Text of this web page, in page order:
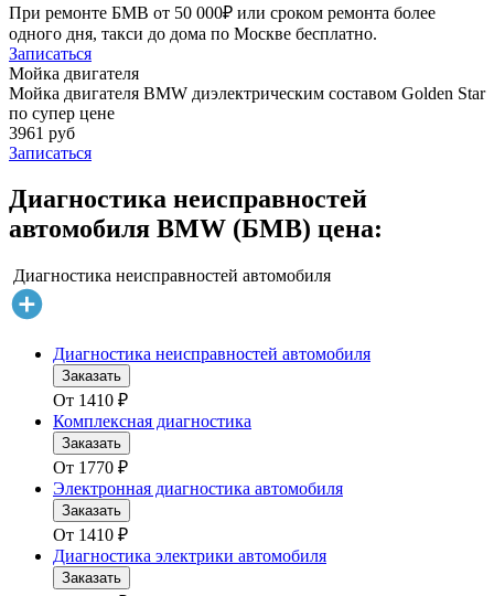
При ремонте БМВ от 50 000₽ или сроком ремонта более
одного дня, такси до дома по Москве бесплатно.
Записаться
Мойка двигателя
Мойка двигателя BMW диэлектрическим составом Golden Star
по супер цене
3961 руб
Записаться
Диагностика неисправностей
автомобиля BMW (БМВ) цена:
Диагностика неисправностей автомобиля
Диагностика неисправностей автомобиля
Заказать
От 1410 ₽
Комплексная диагностика
Заказать
От 1770 ₽
Электронная диагностика автомобиля
Заказать
От 1410 ₽
Диагностика электрики автомобиля
Заказать